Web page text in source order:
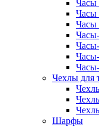
Часы
Часы
Часы
Чехлы для
Шарфы